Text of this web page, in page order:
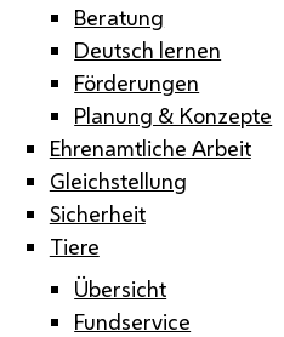
Beratung
Deutsch lernen
Förderungen
Planung & Konzepte
Ehrenamtliche Arbeit
Gleichstellung
Sicherheit
Tiere
Übersicht
Fundservice